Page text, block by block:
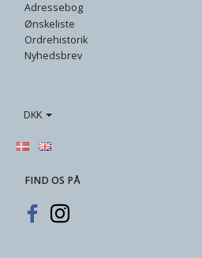
Adressebog
Ønskeliste
Ordrehistorik
Nyhedsbrev
DKK
FIND OS PÅ